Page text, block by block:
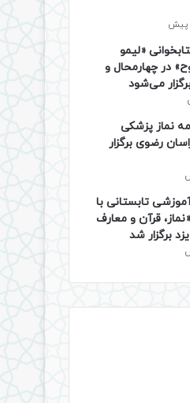
«لیمو
در چهارمحال و
می‌شود
نماز پزشکی
رضوی برگزار
تابستانی با
قرآن و معارف
برگزار شد